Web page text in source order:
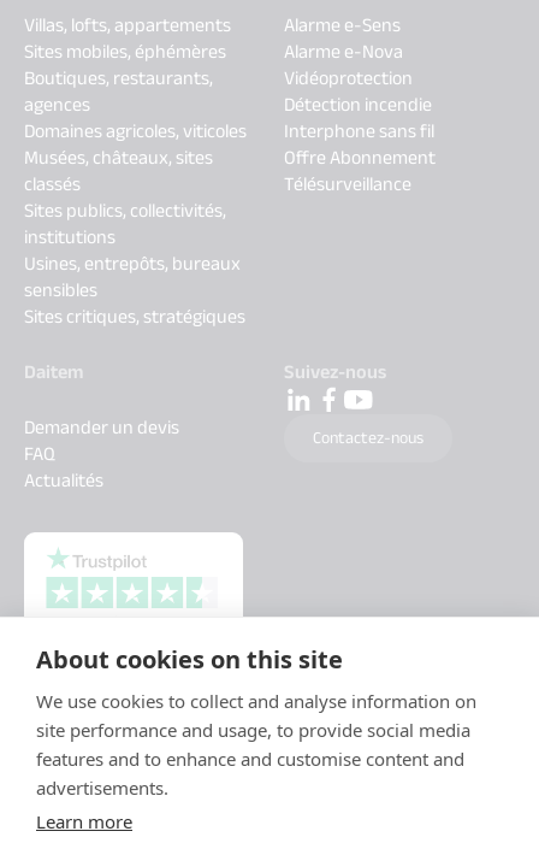
About cookies on this site
We use cookies to collect and analyse information on
site performance and usage, to provide social media
features and to enhance and customise content and
advertisements.
Learn more
Villas, lofts, appartements
Sites mobiles, éphémères
Boutiques, restaurants,
agences
Domaines agricoles, viticoles
Musées, châteaux, sites
classés
Sites publics, collectivités,
institutions
Usines, entrepôts, bureaux
sensibles
Sites critiques, stratégiques
Alarme e-Sens
Alarme e-Nova
Vidéoprotection
Détection incendie
Interphone sans fil
Offre Abonnement
Télésurveillance
Daitem
Demander un devis
FAQ
Actualités
Suivez-nous
Contactez-nous